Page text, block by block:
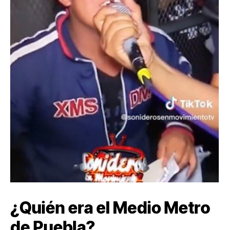
¿Quién era el Medio Metro